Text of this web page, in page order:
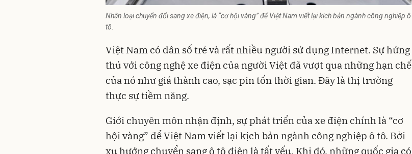
Nhân loại chuyển đổi sang xe điện, là “cơ hội vàng” để Việt Nam viết lại kịch bản ngành công nghiệp ô
tô.
Việt Nam có dân số trẻ và rất nhiều người sử dụng Internet. Sự hứng
thú với công nghệ xe điện của người Việt đã vượt qua những hạn chế
của nó như giá thành cao, sạc pin tốn thời gian. Đây là thị trường
thực sự tiềm năng.
Giới chuyên môn nhận định, sự phát triển của xe điện chính là “cơ
hội vàng” để Việt Nam viết lại kịch bản ngành công nghiệp ô tô. Bởi
xu hướng chuyển sang ô tô điện là tất yếu. Khi đó, những quốc gia có